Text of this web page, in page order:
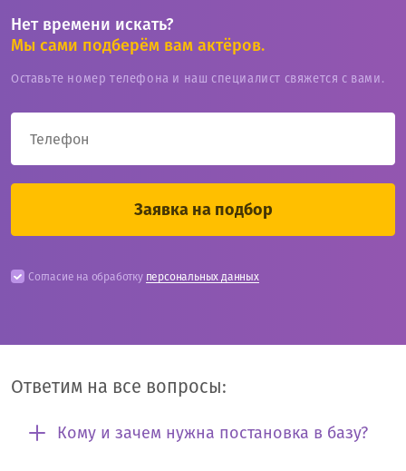
Нет времени искать?
Мы сами подберём вам актёров.
Оставьте номер телефона и наш специалист свяжется с вами.
Согласие на обработку персональных данных
Ответим на все вопросы:
Кому и зачем нужна постановка в базу?